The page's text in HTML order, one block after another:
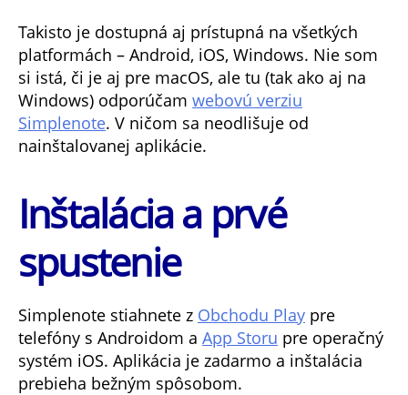
Takisto je dostupná aj prístupná na všetkých
platformách – Android, iOS, Windows. Nie som
si istá, či je aj pre macOS, ale tu (tak ako aj na
Windows) odporúčam webovú verziu
Simplenote. V ničom sa neodlišuje od
nainštalovanej aplikácie.
Inštalácia a prvé
spustenie
Simplenote stiahnete z Obchodu Play pre
telefóny s Androidom a App Storu pre operačný
systém iOS. Aplikácia je zadarmo a inštalácia
prebieha bežným spôsobom.